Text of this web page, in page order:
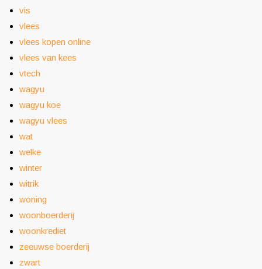
vis
vlees
vlees kopen online
vlees van kees
vtech
wagyu
wagyu koe
wagyu vlees
wat
welke
winter
witrik
woning
woonboerderij
woonkrediet
zeeuwse boerderij
zwart